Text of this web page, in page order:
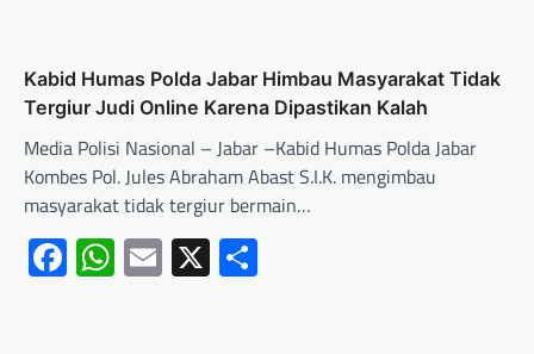
Kabid Humas Polda Jabar Himbau Masyarakat Tidak
Tergiur Judi Online Karena Dipastikan Kalah
Media Polisi Nasional – Jabar –Kabid Humas Polda Jabar
Kombes Pol. Jules Abraham Abast S.I.K. mengimbau
masyarakat tidak tergiur bermain…
Facebook
WhatsApp
Email
X